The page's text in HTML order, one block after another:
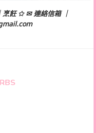
烹飪 ✩ ✉ 連絡信箱 ｜